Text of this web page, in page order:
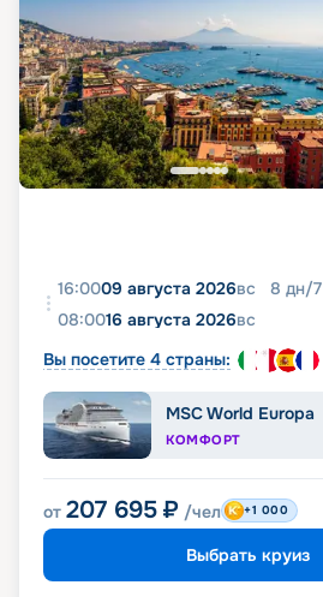
16:0009 августа 2026вс 8 дн/7
08:0016 августа 2026вс
Вы посетите 4 страны:
MSC World Europa
КОМФОРТ
от 207 695 ₽ /чел +1 000
Выбрать круиз